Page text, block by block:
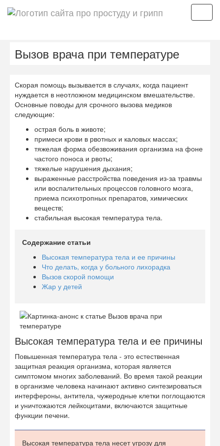
Вызов врача при температуре
Скорая помощь вызывается в случаях, когда пациент
нуждается в неотложном медицинском вмешательстве.
Основные поводы для срочного вызова медиков
следующие:
острая боль в животе;
примеси крови в рвотных и каловых массах;
тяжелая форма обезвоживания организма на фоне
частого поноса и рвоты;
тяжелые нарушения дыхания;
выраженные расстройства поведения из-за травмы
или воспалительных процессов головного мозга,
приема психотропных препаратов, химических
веществ;
стабильная высокая температура тела.
Содержание статьи
Высокая температура тела и ее причины
Что делать, когда у больного лихорадка
Вызов скорой помощи
Жар у детей
Высокая температура тела и ее причины
Повышенная температура тела - это естественная
защитная реакция организма, которая является
симптомом многих заболеваний. Во время такой реакции
в организме человека начинают активно синтезироваться
интерфероны, антитела, чужеродные клетки поглощаются
и уничтожаются лейкоцитами, включаются защитные
функции печени.
Высокая температура тела несет угрозу для